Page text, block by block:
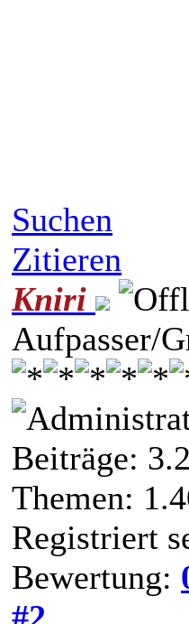
Suchen
Zitieren
Kniri
Aufpasser/
Beiträge:
Themen:
Registriert
Bewertung: